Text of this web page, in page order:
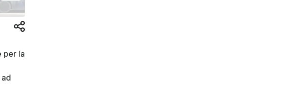
per la